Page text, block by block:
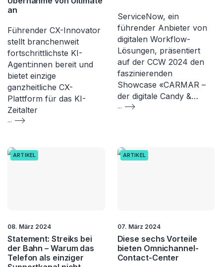
an
Führender CX-Innovator
stellt branchenweit
fortschrittlichste KI-
Agent:innen bereit und
bietet einzige
ganzheitliche CX-
Plattform für das KI-
Zeitalter
...
ServiceNow, ein
führender Anbieter von
digitalen Workflow-
Lösungen, präsentiert
auf der CCW 2024 den
faszinierenden
Showcase «CARMAR –
der digitale Candy &…
...
ARTIKEL
08. März 2024
Statement: Streiks bei
der Bahn – Warum das
Telefon als einziger
ARTIKEL
07. März 2024
Diese sechs Vorteile
bieten Omnichannel-
Contact-Center